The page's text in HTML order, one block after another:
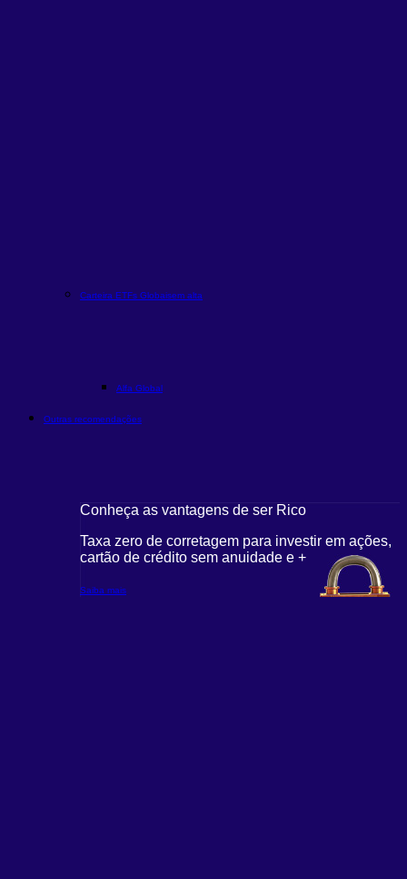
Carteira ETFs Globaisem alta
Alfa Global
Outras recomendações
Conheça as vantagens de ser Rico
Taxa zero de corretagem para investir em ações,
cartão de crédito sem anuidade e +
Saiba mais